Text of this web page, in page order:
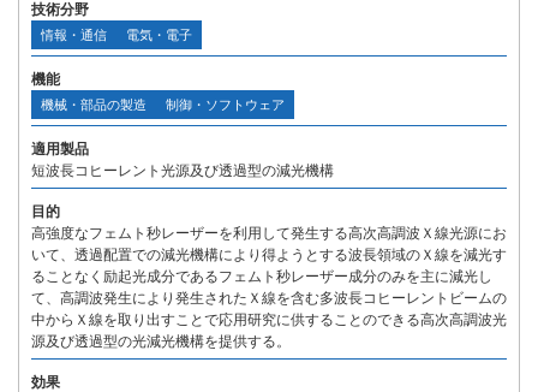
技術分野
情報・通信 電気・電子
機能
機械・部品の製造 制御・ソフトウェア
適用製品
短波長コヒーレント光源及び透過型の減光機構
目的
高強度なフェムト秒レーザーを利用して発生する高次高調波Ｘ線光源にお
いて、透過配置での減光機構により得ようとする波長領域のＸ線を減光す
ることなく励起光成分であるフェムト秒レーザー成分のみを主に減光し
て、高調波発生により発生されたＸ線を含む多波長コヒーレントビームの
中からＸ線を取り出すことで応用研究に供することのできる高次高調波光
源及び透過型の光減光機構を提供する。
効果